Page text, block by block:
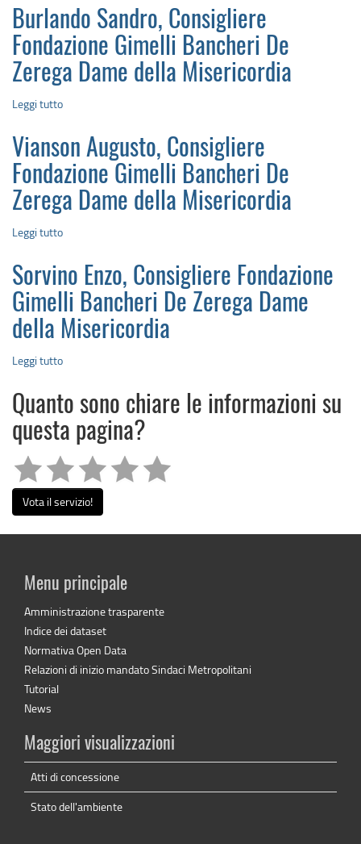
della
Misericordia
Carlo
Alberto,
Consigliere
Fondazione
Gimelli
Dame
della
Misericordia
Burlando Sandro, Consigliere
Fondazione Gimelli Bancheri De
Zerega Dame della Misericordia
Leggi tutto
Sandro,
Consigliere
Fondazione
Gimelli
Bancheri
Misericordia
Vianson Augusto, Consigliere
Fondazione Gimelli Bancheri De
Zerega Dame della Misericordia
Leggi tutto
Augusto,
Consigliere
Fondazione
Gimelli
Bancheri
Misericordia
Sorvino Enzo, Consigliere Fondazione
Gimelli Bancheri De Zerega Dame
della Misericordia
Leggi tutto
Consigliere
Fondazione
Gimelli
Bancheri
De
Zerega
Dame
Misericordia
Quanto sono chiare le informazioni su
questa pagina?
Vota il servizio!
Menu principale
Amministrazione trasparente
Indice dei dataset
Normativa Open Data
Relazioni di inizio mandato Sindaci Metropolitani
Tutorial
News
Maggiori visualizzazioni
Atti di concessione
Stato dell'ambiente